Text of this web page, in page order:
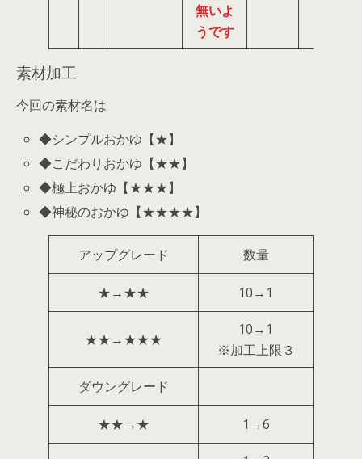
無いよ
うです
素材加工
今回の素材名は
◆シンプルおかゆ【★】
◆こだわりおかゆ【★★】
◆極上おかゆ【★★★】
◆神秘のおかゆ【★★★★】
アップグレード 数量
★→★★ 10→1
★★→★★★
10→1
※加工上限３
ダウングレード
★★→★ 1→6